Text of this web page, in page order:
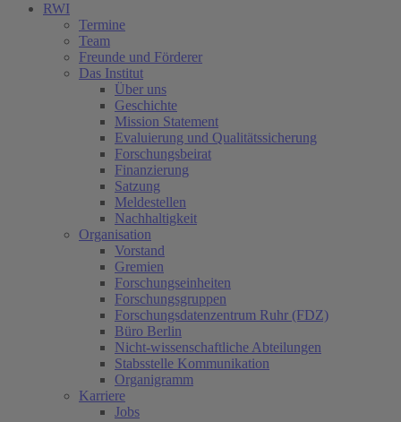
RWI
Termine
Team
Freunde und Förderer
Das Institut
Über uns
Geschichte
Mission Statement
Evaluierung und Qualitätssicherung
Forschungsbeirat
Finanzierung
Satzung
Meldestellen
Nachhaltigkeit
Organisation
Vorstand
Gremien
Forschungseinheiten
Forschungsgruppen
Forschungsdatenzentrum Ruhr (FDZ)
Büro Berlin
Nicht-wissenschaftliche Abteilungen
Stabsstelle Kommunikation
Organigramm
Karriere
Jobs